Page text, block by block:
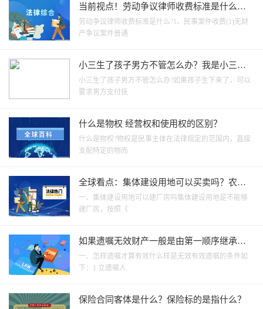
当前视点！劳动争议律师收费标准是什么？
劳动仲裁请律师划算吗？
劳动争议律师收费标准是什么?1、民事案件收费(1)无财
产争议案件普通
小三生了孩子男方不管怎么办？我是小三被
原配起诉了怎么办？
小三生了孩子男方不管怎么办?如果孩子生下来了，可以
要求男方支付抚
什么是物权 经营权和使用权的区别？
什么是物权?物权是民事主体在法律规定的范围内，直接
支配特定的物而
全球看点：集体建设用地可以买卖吗？农村
集体土地所有权是归国家的吧
一、集体建设用地可以建厂房吗集体建设用地是不能够
建厂房，按照《
如果遗嘱无效财产一般是由第一顺序继承人
分割吗？ 聚看点
一、怎样遗嘱才算有效什么样是无效有效遗嘱的条件如
下：1 立遗嘱人
保险合同客体是什么？保险标的是指什么？